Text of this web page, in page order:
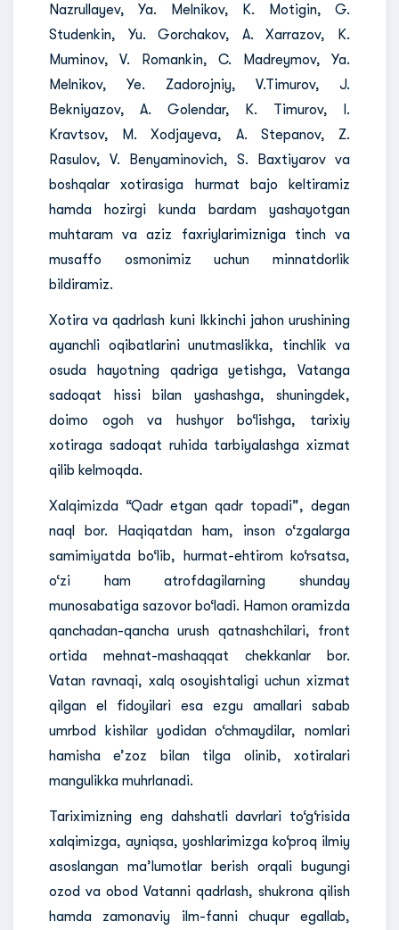
Nazrullayev, Ya. Melnikov, K. Motigin, G.
Studenkin, Yu. Gorchakov, A. Xarrazov, K.
Muminov, V. Romankin, C. Madreymov, Ya.
Melnikov, Ye. Zadorojniy, V.Timurov, J.
Bekniyazov, A. Golendar, K. Timurov, I.
Kravtsov, M. Xodjayeva, A. Stepanov, Z.
Rasulov, V. Benyaminovich, S. Baxtiyarov va
boshqalar xotirasiga hurmat bajo keltiramiz
hamda hozirgi kunda bardam yashayotgan
muhtaram va aziz faxriylarimizniga tinch va
musaffo osmonimiz uchun minnatdorlik
bildiramiz.
Xotira va qadrlash kuni Ikkinchi jahon urushining
ayanchli oqibatlarini unutmaslikka, tinchlik va
osuda hayotning qadriga yetishga, Vatanga
sadoqat hissi bilan yashashga, shuningdek,
doimo ogoh va hushyor bo‘lishga, tarixiy
xotiraga sadoqat ruhida tarbiyalashga xizmat
qilib kelmoqda.
Xalqimizda “Qadr etgan qadr topadi”, degan
naql bor. Haqiqatdan ham, inson o‘zgalarga
samimiyatda bo‘lib, hurmat-ehtirom ko‘rsatsa,
o‘zi ham atrofdagilarning shunday
munosabatiga sazovor bo‘ladi. Hamon oramizda
qanchadan-qancha urush qatnashchilari, front
ortida mehnat-mashaqqat chekkanlar bor.
Vatan ravnaqi, xalq osoyishtaligi uchun xizmat
qilgan el fidoyilari esa ezgu amallari sabab
umrbod kishilar yodidan o‘chmaydilar, nomlari
hamisha e’zoz bilan tilga olinib, xotiralari
mangulikka muhrlanadi.
Tariximizning eng dahshatli davrlari to‘g‘risida
xalqimizga, ayniqsa, yoshlarimizga ko‘proq ilmiy
asoslangan ma’lumotlar berish orqali bugungi
ozod va obod Vatanni qadrlash, shukrona qilish
hamda zamonaviy ilm-fanni chuqur egallab,